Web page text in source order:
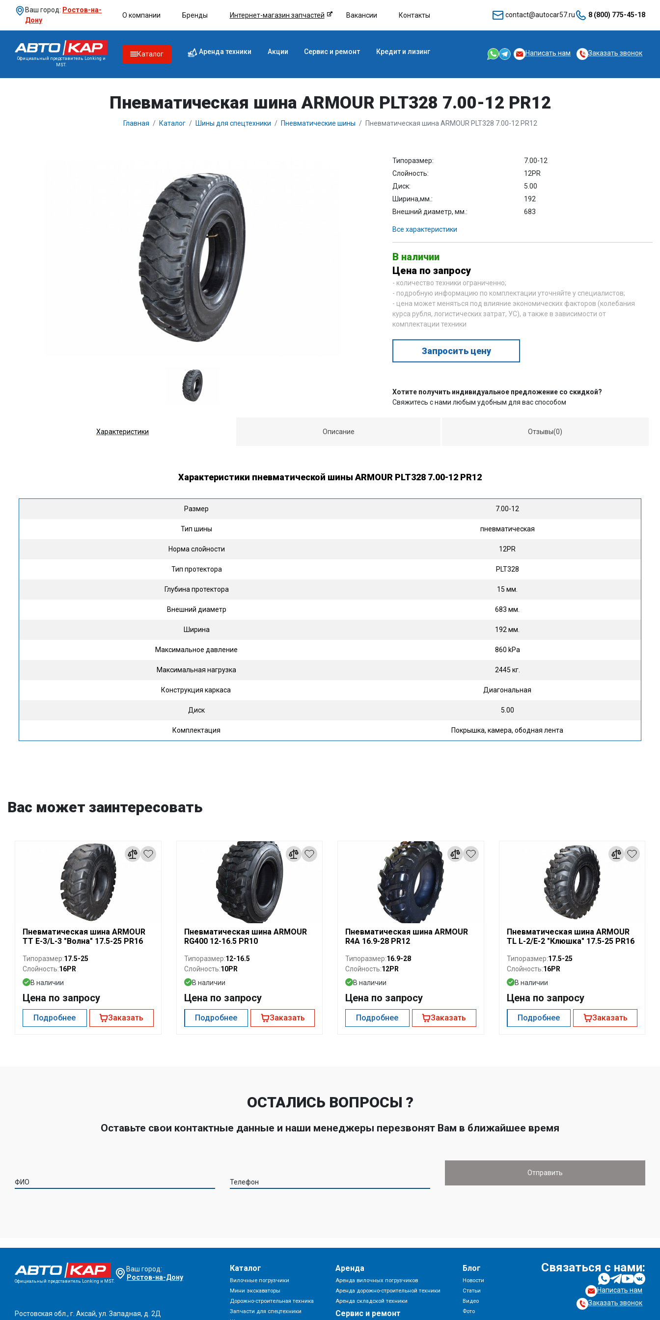
Ваш город: Ростов-на-
Дону
О компании Бренды Интернет-магазин запчастей Вакансии Контакты contact@autocar57.ru 8 (800) 775-45-18
Официальный представитель Lonking и
MST.
Каталог Аренда техники Акции Сервис и ремонт Кредит и лизинг Написать нам Заказать звонок
Пневматическая шина ARMOUR PLT328 7.00-12 PR12
Главная Каталог Шины для спецтехники Пневматические шины Пневматическая шина ARMOUR PLT328 7.00-12 PR12
Типоразмер:
7.00-12
Слойность:
12PR
Диск:
5.00
Ширина,мм.:
192
Внешний диаметр, мм.:
683
Все характеристики
В наличии
Цена по запросу
- количество техники ограниченно;
- подробную информацию по комплектации уточняйте у специалистов;
- цена может меняться под влияние экономических факторов (колебания
курса рубля, логистических затрат, УС), а также в зависимости от
комплектации техники
Запросить цену
Хотите получить индивидуальное предложение со скидкой?
Свяжитесь с нами любым удобным для вас способом
Характеристики Описание Отзывы(0)
Характеристики пневматической шины ARMOUR PLT328 7.00-12 PR12
Размер 7.00-12
Тип шины пневматическая
Норма слойности 12PR
Тип протектора PLT328
Глубина протектора 15 мм.
Внешний диаметр 683 мм.
Ширина 192 мм.
Максимальное давление 860 kPa
Максимальная нагрузка 2445 кг.
Конструкция каркаса Диагональная
Диск 5.00
Комплектация Покрышка, камера, ободная лента
Вас может заинтересовать
Пневматическая шина ARMOUR
TT E-3/L-3 "Волна" 17.5-25 PR16
Типоразмер:17.5-25
Слойность:16PR
В наличии
Цена по запросу
Подробнее Заказать
Пневматическая шина ARMOUR
RG400 12-16.5 PR10
Типоразмер:12-16.5
Слойность:10PR
В наличии
Цена по запросу
Подробнее Заказать
Пневматическая шина ARMOUR
R4A 16.9-28 PR12
Типоразмер:16.9-28
Слойность:12PR
В наличии
Цена по запросу
Подробнее Заказать
Пневматическая шина ARMOUR
TL L-2/E-2 "Клюшка" 17.5-25 PR16
Типоразмер:17.5-25
Слойность:16PR
В наличии
Цена по запросу
Подробнее Заказать
ОСТАЛИСЬ ВОПРОСЫ ?
Оставьте свои контактные данные и наши менеджеры перезвонят Вам в ближайшее время
ФИО Телефон
Официальный представитель Lonking и MST.
Ваш город:
Ростов-на-Дону
Ростовская обл., г. Аксай, ул. Западная, д. 2Д
Каталог
Вилочные погрузчики
Мини экскаваторы
Дорожно-строительная техника
Запчасти для спецтехники
Аренда
Аренда вилочных погрузчиков
Аренда дорожно-строительной техники
Аренда складской техники
Сервис и ремонт
Блог
Новости
Статьи
Видео
Фото
Связаться с нами:
Написать нам
Заказать звонок